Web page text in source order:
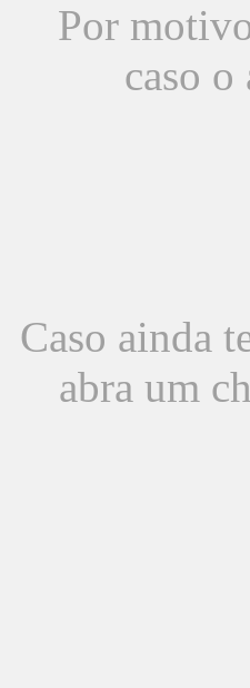
Por
caso o
Caso ainda
abra um